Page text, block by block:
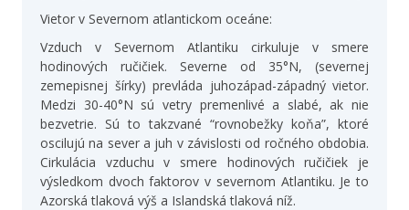
Vietor v Severnom atlantickom oceáne:
Vzduch v Severnom Atlantiku cirkuluje v smere
hodinových ručičiek. Severne od 35°N, (severnej
zemepisnej šírky) prevláda juhozápad-západný vietor.
Medzi 30-40°N sú vetry premenlivé a slabé, ak nie
bezvetrie. Sú to takzvané “rovnobežky koňa”, ktoré
oscilujú na sever a juh v závislosti od ročného obdobia.
Cirkulácia vzduchu v smere hodinových ručičiek je
výsledkom dvoch faktorov v severnom Atlantiku. Je to
Azorská tlaková výš a Islandská tlaková níž.